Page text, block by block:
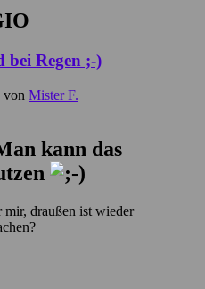
bei Regen ;-)
von Mister F.
kann das
draußen ist wieder